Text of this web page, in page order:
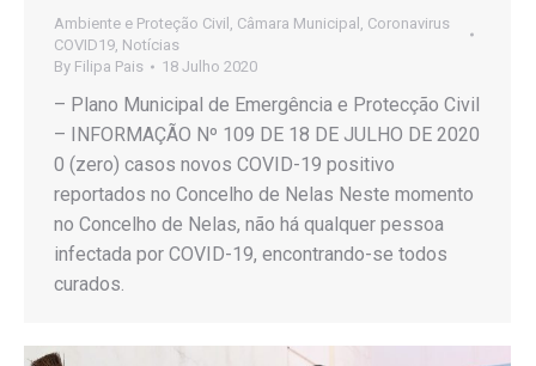
Ambiente e Proteção Civil Câmara Municipal Coronavirus
COVID19 Notícias
By Filipa Pais 18 Julho 2020
– Plano Municipal de Emergência e Protecção Civil
– INFORMAÇÃO Nº 109 DE 18 DE JULHO DE 2020
0 (zero) casos novos COVID-19 positivo
reportados no Concelho de Nelas Neste momento
no Concelho de Nelas, não há qualquer pessoa
infectada por COVID-19, encontrando-se todos
curados.